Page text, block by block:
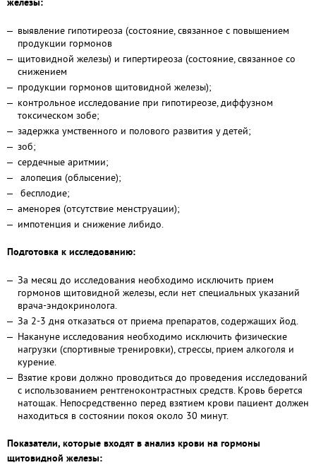
выявление гипотиреоза (состояние, связанное с повышением
продукции гормонов
щитовидной железы) и гипертиреоза (состояние, связанное со
снижением
продукции гормонов щитовидной железы);
контрольное исследование при гипотиреозе, диффузном
токсическом зобе;
задержка умственного и полового развития у детей;
зоб;
сердечные аритмии;
алопеция (облысение);
бесплодие;
аменорея (отсутствие менструации);
импотенция и снижение либидо.
Подготовка к исследованию:
За месяц до исследования необходимо исключить прием
гормонов щитовидной железы, если нет специальных указаний
врача-эндокринолога.
За 2-3 дня отказаться от приема препаратов, содержащих йод.
Накануне исследования необходимо исключить физические
нагрузки (спортивные тренировки), стрессы, прием алкоголя и
курение.
Взятие крови должно проводиться до проведения исследований
с использованием рентгеноконтрастных средств. Кровь берется
натощак. Непосредственно перед взятием крови пациент должен
находиться в состоянии покоя около 30 минут.
Показатели, которые входят в анализ крови на гормоны
щитовидной железы: